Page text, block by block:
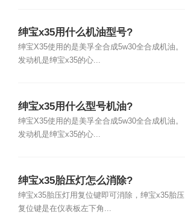
绅宝x35用什么机油型号?
绅宝X35使用的是美孚全合成5w30全合成机油。
发动机是绅宝x35的心...
绅宝x35用什么型号机油?
绅宝X35使用的是美孚全合成5w30全合成机油。
发动机是绅宝x35的心...
绅宝x35胎压灯怎么消除?
绅宝x35胎压灯用复位键即可消除，绅宝x35胎压
复位键是在仪表板左下角...